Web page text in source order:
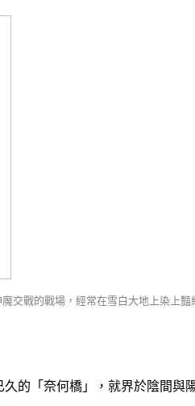
魔交戰的戰場，經常在雪白大地上染上豔
的「奈何橋」，就界於陰間與